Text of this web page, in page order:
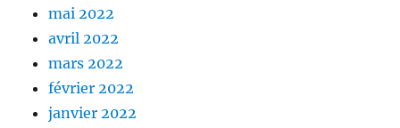
mai 2022
avril 2022
mars 2022
février 2022
janvier 2022